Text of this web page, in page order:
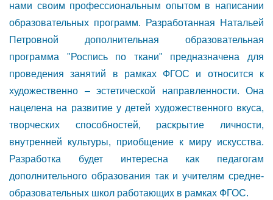
нами своим профессиональным опытом в написании
образовательных программ. Разработанная Натальей
Петровной дополнительная образовательная
программа "Роспись по ткани" предназначена для
проведения занятий в рамках ФГОС и относится к
художественно – эстетической направленности. Она
нацелена на развитие у детей художественного вкуса,
творческих способностей, раскрытие личности,
внутренней культуры, приобщение к миру искусства.
Разработка будет интересна как педагогам
дополнительного образования так и учителям средне-
образовательных школ работающих в рамках ФГОС.